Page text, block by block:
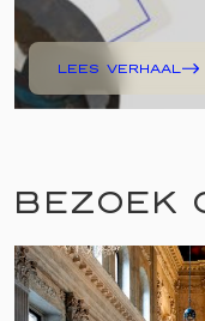
LEES VERHAAL
BEZOEK